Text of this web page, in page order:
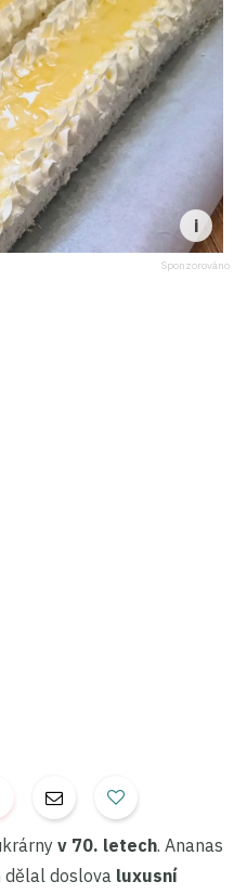
v 70. letech. Ananas
dělal doslova luxusní